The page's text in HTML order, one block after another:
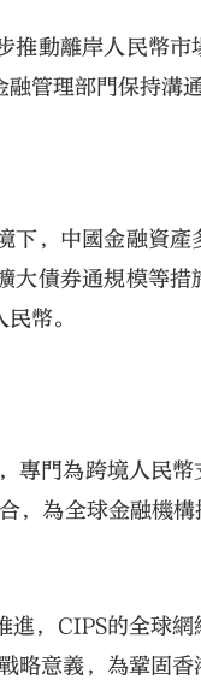
動離岸人民幣
管理部門保持溝
下，中國金融資
大債券通規模等
幣。
專門為跨境人民
，為全球金融機
，CIPS的全球
略意義，為鞏固